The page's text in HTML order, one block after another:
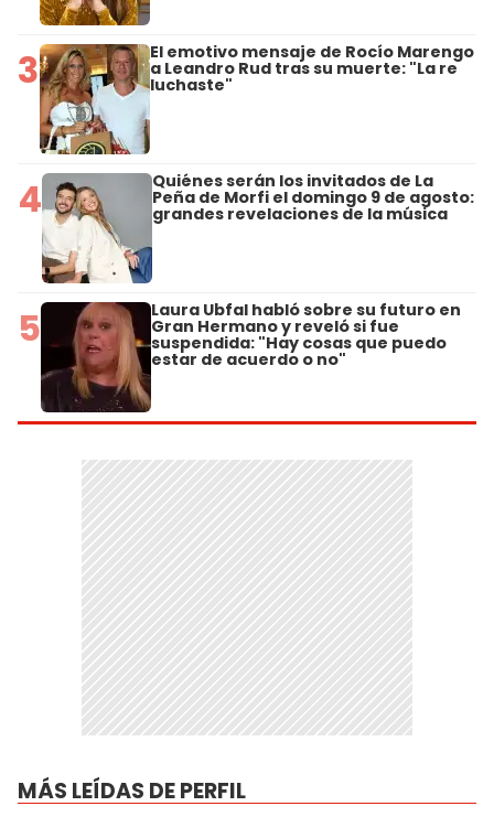
3 El emotivo mensaje de Rocío Marengo
a Leandro Rud tras su muerte: "La re
luchaste"
4 Quiénes serán los invitados de La
Peña de Morfi el domingo 9 de agosto:
grandes revelaciones de la música
5 Laura Ubfal habló sobre su futuro en
Gran Hermano y reveló si fue
suspendida: "Hay cosas que puedo
estar de acuerdo o no"
MÁS LEÍDAS DE PERFIL